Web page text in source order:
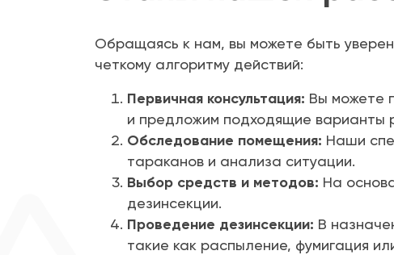
Обращаясь к нам, вы можете быть
четкому алгоритму действий:
Первичная консультация: Вы можете
и предложим подходящие варианты
Обследование помещения: Наши
тараканов и анализа ситуации.
Выбор средств и методов: На
дезинсекции.
Проведение дезинсекции: В
такие как распыление, фумигация